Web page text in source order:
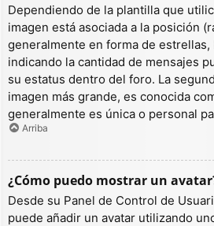
Dependiendo de la plantilla que
imagen está asociada a la posición
generalmente en forma de
indicando la cantidad de mensajes
su estatus dentro del foro. La
imagen más grande, es conocida
generalmente es única o personal
Arriba
¿Cómo puedo mostrar un
Desde su Panel de Control de
puede añadir un avatar utilizando